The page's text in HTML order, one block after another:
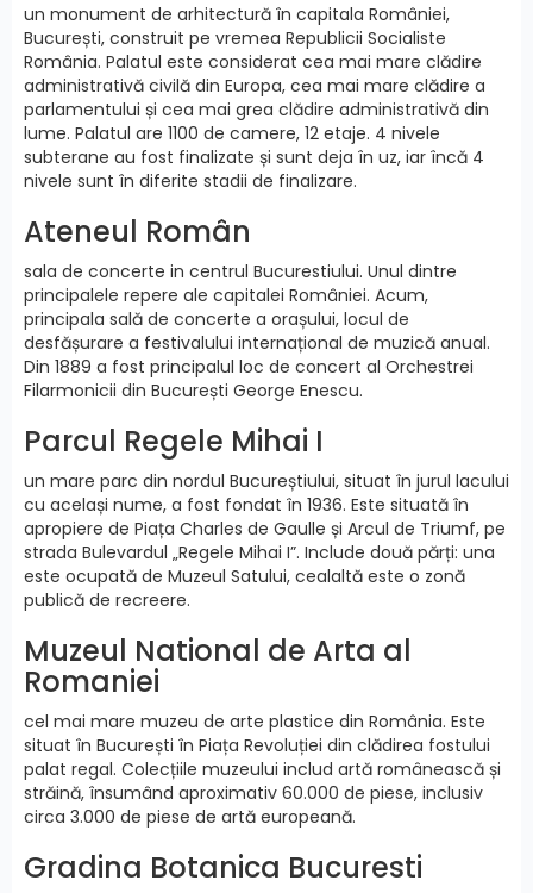
un monument de arhitectură în capitala României,
București, construit pe vremea Republicii Socialiste
România. Palatul este considerat cea mai mare clădire
administrativă civilă din Europa, cea mai mare clădire a
parlamentului și cea mai grea clădire administrativă din
lume. Palatul are 1100 de camere, 12 etaje. 4 nivele
subterane au fost finalizate și sunt deja în uz, iar încă 4
nivele sunt în diferite stadii de finalizare.
Ateneul Român
sala de concerte in centrul Bucurestiului. Unul dintre
principalele repere ale capitalei României. Acum,
principala sală de concerte a orașului, locul de
desfășurare a festivalului internațional de muzică anual.
Din 1889 a fost principalul loc de concert al Orchestrei
Filarmonicii din București George Enescu.
Parcul Regele Mihai I
un mare parc din nordul Bucureștiului, situat în jurul lacului
cu același nume, a fost fondat în 1936. Este situată în
apropiere de Piața Charles de Gaulle și Arcul de Triumf, pe
strada Bulevardul „Regele Mihai I”. Include două părți: una
este ocupată de Muzeul Satului, cealaltă este o zonă
publică de recreere.
Muzeul National de Arta al
Romaniei
cel mai mare muzeu de arte plastice din România. Este
situat în București în Piața Revoluției din clădirea fostului
palat regal. Colecțiile muzeului includ artă românească și
străină, însumând aproximativ 60.000 de piese, inclusiv
circa 3.000 de piese de artă europeană.
Gradina Botanica Bucuresti